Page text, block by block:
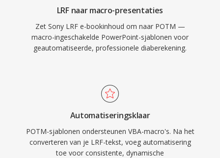
LRF naar macro-presentaties
Zet Sony LRF e-bookinhoud om naar POTM —
macro-ingeschakelde PowerPoint-sjablonen voor
geautomatiseerde, professionele diaberekening.
Automatiseringsklaar
POTM-sjablonen ondersteunen VBA-macro's. Na het
converteren van je LRF-tekst, voeg automatisering
toe voor consistente, dynamische